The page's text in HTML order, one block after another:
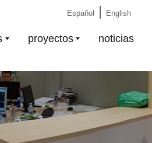
Español | English
proyectos noticias